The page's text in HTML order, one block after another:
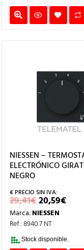
NIESSEN –
ELECTRÓNICO
NEGRO
29,41€EL
PRECIO
ORIGINAL
ERA:
29,41€.
20,59€EL
Marca:NIESSEN
Ref.: 8940.7 NT
Stock disponible.